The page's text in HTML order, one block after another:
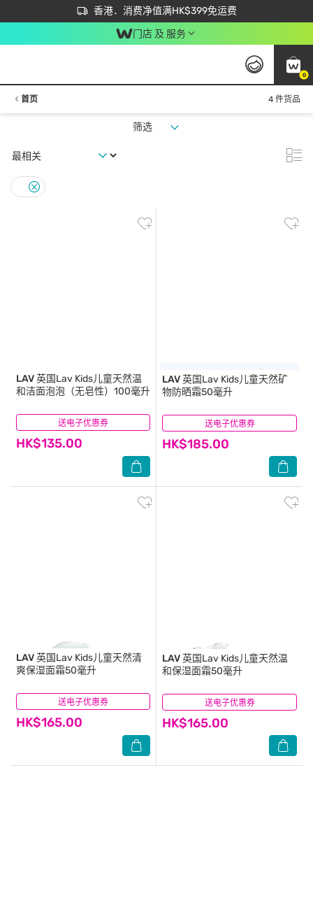
香港．消费净值满HK$399免运费
立即成为易赏钱会员尽享独家优惠
首次APP下单买满$450 输入 NEWAPP 即减$50
门店 及 服务
0
首页 4 件货品
筛选
送电子优惠券
LAV英国Lav Kids儿童天然温
和洁面泡泡（无皂性）100毫升
HK$135.00
(0) 送电子优惠券
LAV英国Lav Kids儿童天然矿
物防晒霜50毫升
HK$185.00
(0)
送电子优惠券
LAV英国Lav Kids儿童天然清
爽保湿面霜50毫升
HK$165.00
(0) 送电子优惠券
LAV英国Lav Kids儿童天然温
和保湿面霜50毫升
HK$165.00
(0)